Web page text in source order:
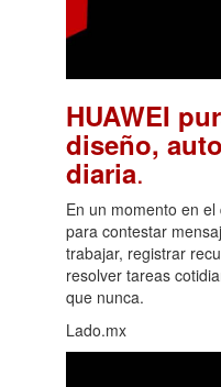
HUAWEI
diseño,
diaria.
En un momento en
para contestar
trabajar, registrar
resolver tareas
que nunca.
Lado.mx